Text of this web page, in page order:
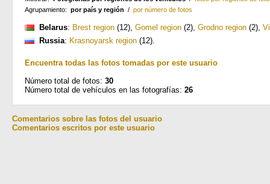
Agrupamiento: por país y región / por número de fotos
Belarus: Brest region (12), Gomel region (2), Grodno region (2),
Russia: Krasnoyarsk region (12).
Encuentra todas las fotos tomadas por este usuario
Número total de fotos: 30
Número total de vehículos en las fotografías: 26
Comentarios sobre las fotos del usuario
Comentarios escritos por este usuario